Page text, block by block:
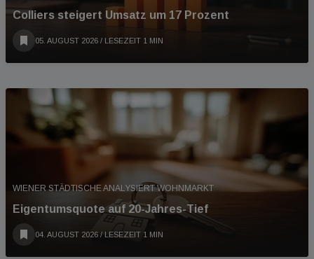
Colliers steigert Umsatz um 17 Prozent
05. AUGUST 2026 / LESEZEIT 1 MIN
WIENER STÄDTISCHE ANALYSIERT WOHNMARKT
Eigentumsquote auf 20-Jahres-Tief
04. AUGUST 2026 / LESEZEIT 1 MIN